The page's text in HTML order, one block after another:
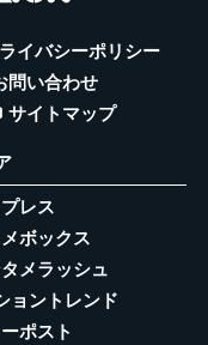
イバシーポリシー
問い合わせ
サイトマップ
レス
ボックス
メラッシュ
ョントレンド
ポスト